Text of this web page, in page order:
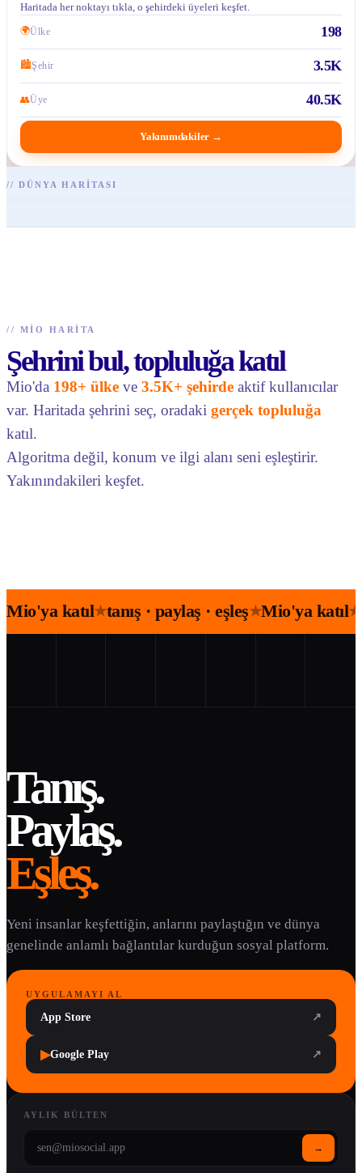
Haritada her noktayı tıkla, o şehirdeki üyeleri keşfet.
🌍Ülke 198
🏙Şehir 3.5K
👥Üye 40.5K
Yakınımdakiler →
// DÜNYA HARITASI
// MIO HARITA
Şehrini bul, topluluğa katıl
Mio'da 198+ ülke ve 3.5K+ şehirde aktif kullanıcılar
var. Haritada şehrini seç, oradaki gerçek topluluğa
katıl.
Algoritma değil, konum ve ilgi alanı seni eşleştirir.
Yakınındakileri keşfet.
Mio'ya katıl★tanış · paylaş · eşleş★Mio'ya katıl★
Tanış.
Paylaş.
Eşleş.
Yeni insanlar keşfettiğin, anlarını paylaştığın ve dünya
genelinde anlamlı bağlantılar kurduğun sosyal platform.
UYGULAMAYI AL
App Store ↗
▶Google Play ↗
AYLIK BÜLTEN
→